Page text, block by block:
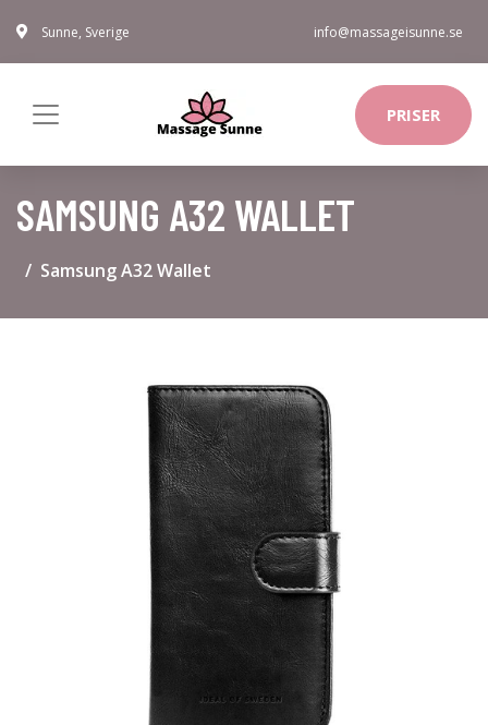
Sunne, Sverige info@massageisunne.se
PRISER
SAMSUNG A32 WALLET
Samsung A32 Wallet